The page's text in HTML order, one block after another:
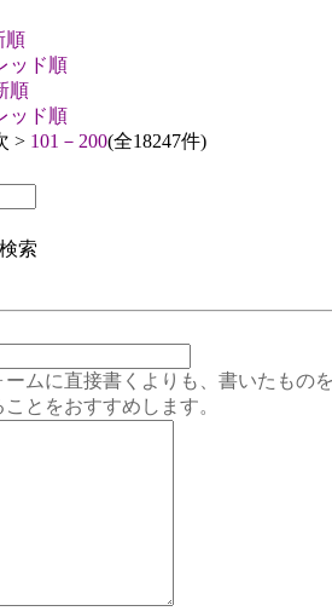
順
ッド順
順
ッド順
> 101－200(全18247件)
索
直接書くよりも、書いたもの
とをおすすめします。